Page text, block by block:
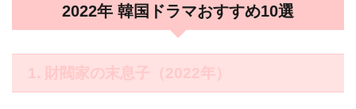
2022年 韓国ドラマおすすめ10選
1. 財閥家の末息子（2022年）